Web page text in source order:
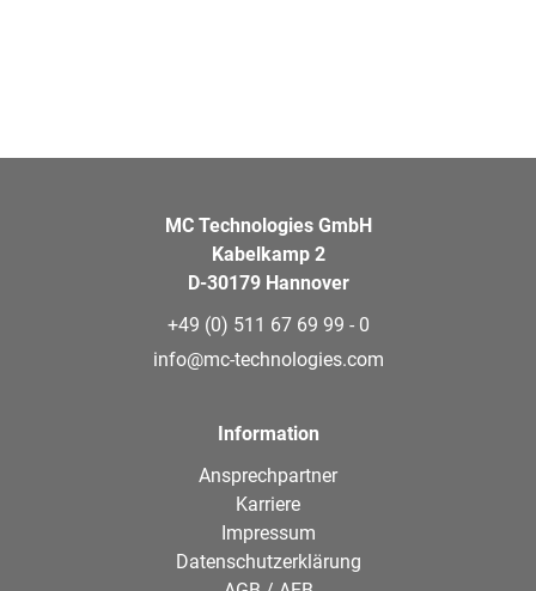
MC Technologies GmbH
Kabelkamp 2
D-30179 Hannover
+49 (0) 511 67 69 99 - 0
info@mc-technologies.com
Information
Ansprechpartner
Karriere
Impressum
Datenschutzerklärung